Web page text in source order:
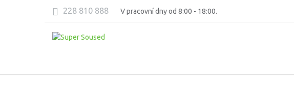
228 810 888 V pracovní dny od 8:00 - 18:00.